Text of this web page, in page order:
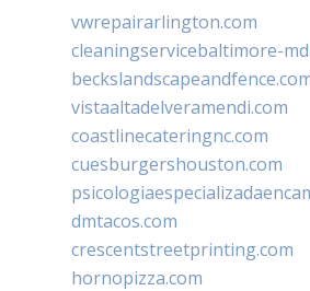
vwrepairarlington.com
cleaningservicebaltimore-
vistaaltadelveramendi.com
coastlinecateringnc.com
cuesburgershouston.com
dmtacos.com
crescentstreetprinting.com
hornopizza.com